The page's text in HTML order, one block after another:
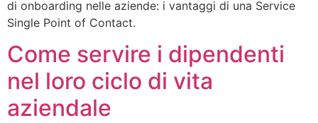
di onboarding nelle aziende: i vantaggi di una Service
Single Point of Contact.
Come servire i dipendenti
nel loro ciclo di vita
aziendale